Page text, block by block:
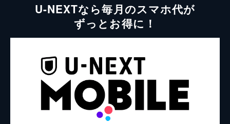
U-NEXTなら毎月のスマホ代が
ずっとお得に！